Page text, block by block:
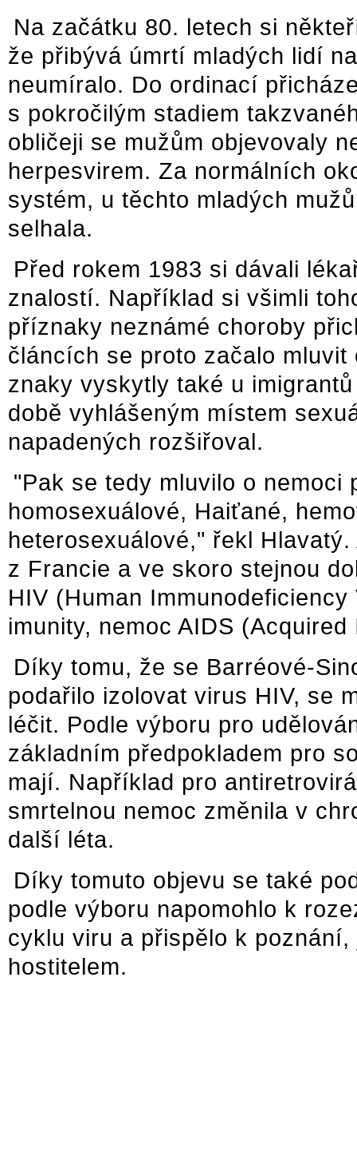
Na začátku 80. letech si
že přibývá úmrtí mladých lidí
neumíralo. Do ordinací
s pokročilým stadiem
obličeji se mužům objevovaly
herpesvirem. Za normálních
systém, u těchto mladých
selhala.
Před rokem 1983 si dávali
znalostí. Například si všimli
příznaky neznámé choroby
článcích se proto začalo
znaky vyskytly také u
době vyhlášeným místem
napadených rozšiřoval.
"Pak se tedy mluvilo o nemoci
homosexuálové, Haiťané,
heterosexuálové," řekl
z Francie a ve skoro stejnou
HIV (Human
imunity, nemoc AIDS
Díky tomu, že se Barréové-
podařilo izolovat virus HIV, se
léčit. Podle výboru pro
základním předpokladem pro
mají. Například pro
smrtelnou nemoc změnila v
další léta.
Díky tomuto objevu se také
podle výboru napomohlo k
cyklu viru a přispělo k
hostitelem.